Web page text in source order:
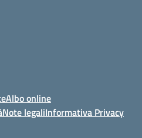
Albo online
Note legaliInformativa Privacy